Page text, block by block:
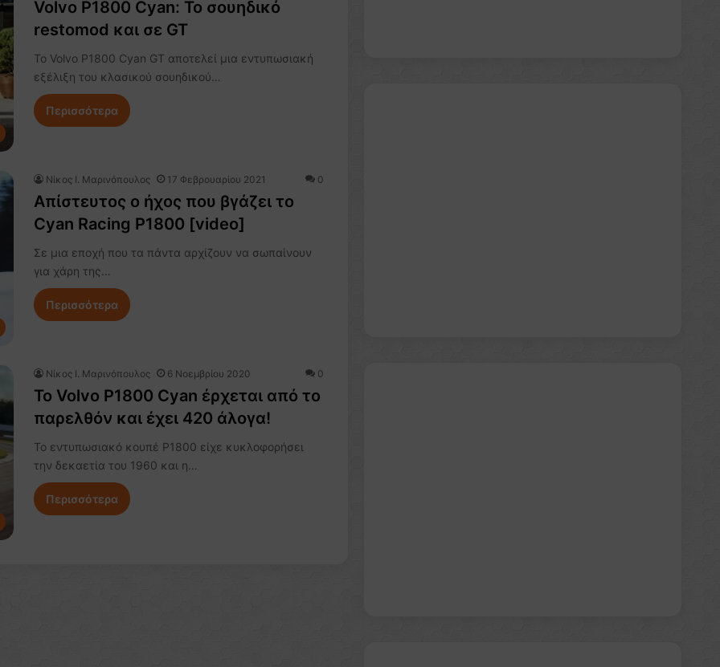
Volvo P1800 Cyan: Το σουηδικό
restomod και σε GT
Το Volvo P1800 Cyan GT αποτελεί μια εντυπωσιακή
εξέλιξη του κλασικού σουηδικού…
Περισσότερα
Nίκος Ι. Mαρινόπουλος 17 Φεβρουαρίου 2021 0
Απίστευτος ο ήχος που βγάζει το
Cyan Racing P1800 [video]
Σε μια εποχή που τα πάντα αρχίζουν να σωπαίνουν
για χάρη της…
Περισσότερα
Nίκος Ι. Mαρινόπουλος 6 Νοεμβρίου 2020 0
To Volvo P1800 Cyan έρχεται από το
παρελθόν και έχει 420 άλογα!
Το εντυπωσιακό κουπέ P1800 είχε κυκλοφορήσει
την δεκαετία του 1960 και η…
Περισσότερα